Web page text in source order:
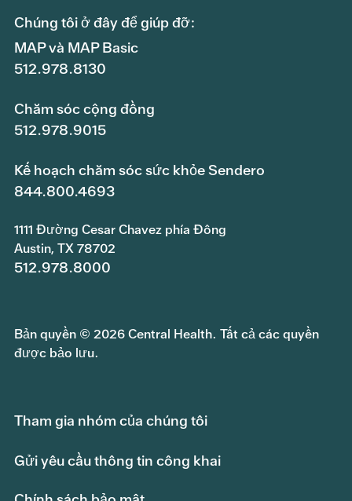
Chúng tôi ở đây để giúp đỡ:
MAP và MAP Basic
512.978.8130
Chăm sóc cộng đồng
512.978.9015
Kế hoạch chăm sóc sức khỏe Sendero
844.800.4693
1111 Đường Cesar Chavez phía Đông
Austin, TX 78702
512.978.8000
Bản quyền © 2026 Central Health. Tất cả các quyền
được bảo lưu.
Tham gia nhóm của chúng tôi
Gửi yêu cầu thông tin công khai